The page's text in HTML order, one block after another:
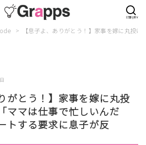
【息子よ、ありがとう！】家事を嫁に丸投
がとう！】家事を嫁に丸投
ママは仕事で忙しいんだ
トする要求に息子が反